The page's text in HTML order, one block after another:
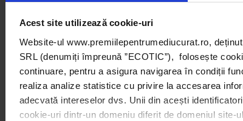
Acest site utilizează cookie-uri
Website-ul www.premiilepentrumediucurat.ro,
SRL (denumiți împreună ”ECOTIC”), folosește
continuare, pentru a asigura navigarea în condiții
realiza analize statistice cu privire la accesarea
adecvată intereselor dvs. Unii din acești
cookie-uri dintr-un domeniu diferit de domeniul